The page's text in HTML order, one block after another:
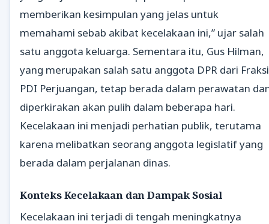
memberikan kesimpulan yang jelas untuk
memahami sebab akibat kecelakaan ini,” ujar salah
satu anggota keluarga. Sementara itu, Gus Hilman,
yang merupakan salah satu anggota DPR dari Fraksi
PDI Perjuangan, tetap berada dalam perawatan
diperkirakan akan pulih dalam beberapa hari.
Kecelakaan ini menjadi perhatian publik, terutama
karena melibatkan seorang anggota legislatif yang
berada dalam perjalanan dinas.
Konteks Kecelakaan dan Dampak Sosial
Kecelakaan ini terjadi di tengah meningkatnya